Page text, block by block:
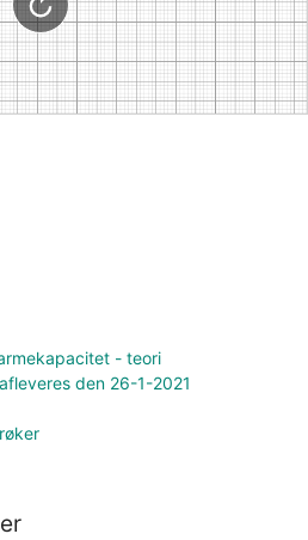
- teori
den 26-1-2021